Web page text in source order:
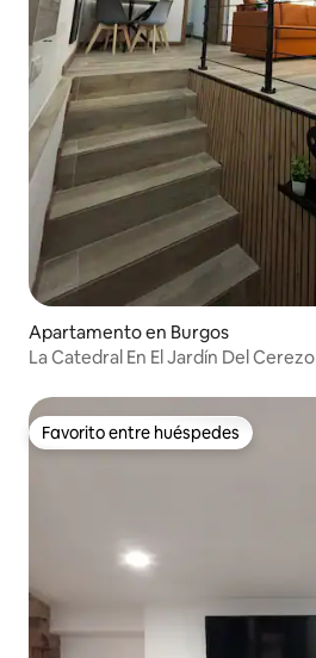
Apartamento en Burgos
La Catedral En El Jardín Del Cerezo
Favorito entre huéspedes
Favorito entre huéspedes